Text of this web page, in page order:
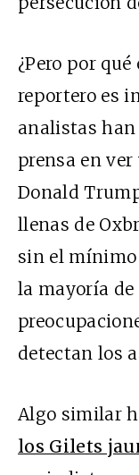
¿Pero por
reportero es
analistas
prensa en
Donald
llenas de
sin el
la mayoría
detectan los
Algo similar
los Gilets